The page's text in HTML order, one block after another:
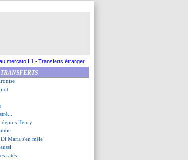
mercato L1 - Transferts étranger
TRANSFERTS
en prêt
10 ans !
depuis Henry
Maria s'en mêle
ratés...